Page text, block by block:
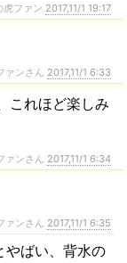
ファン 2017,11/1 19:17
ァンさん 2017,11/1 6:33
これほど楽しみ
ァンさん 2017,11/1 6:34
ァンさん 2017,11/1 6:35
やばい、背水の